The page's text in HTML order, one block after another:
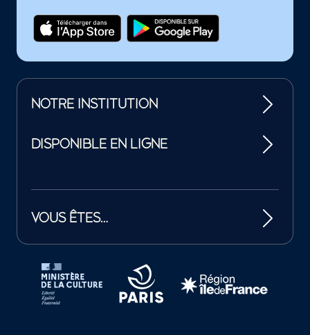
NOTRE INSTITUTION
DISPONIBLE EN LIGNE
VOUS ÊTES…
Tutelles et mécènes de la Philharmonie de Paris